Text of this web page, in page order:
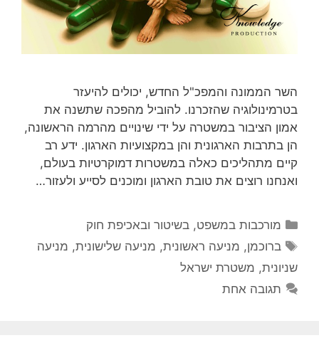
השר הממונה והמפכ"ל החדש, יכולים להיעזר
בטרמינולוגיה שהזכרנו. להוביל מהפכה שתשנה את
אמון הציבור במשטרה על ידי שינויים מהרמה הראשונה,
הן בתרבות הארגונית והן במקצועיות הארגון. ידע רב
קיים מתהליכים כאלה במשטרות דמוקרטיות בעולם,
ואנחנו רוצים את טובת הארגון ומוכנים לסייע ולעזור…
קטגוריות
מורכבות במשפט, בשיטור ובאכיפת חוק
תגיות
ברוכמן, מניעה ראשונית, מניעה שלישונית, מניעה
שניונית, משטרת ישראל
תגובה אחת